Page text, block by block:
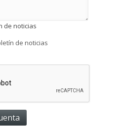
de noticias
de noticias